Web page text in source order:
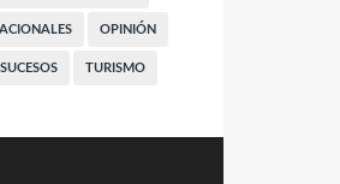
OPINIÓN
SUCESOS TURISMO